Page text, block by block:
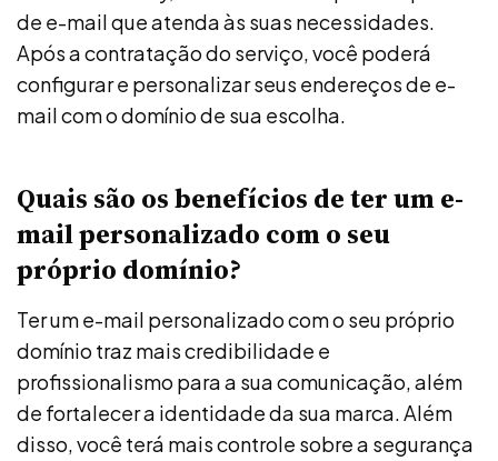
de e-mail que atenda às suas necessidades.
Após a contratação do serviço, você poderá
configurar e personalizar seus endereços de e-
mail com o domínio de sua escolha.
Quais são os benefícios de ter um e-
mail personalizado com o seu
próprio domínio?
Ter um e-mail personalizado com o seu próprio
domínio traz mais credibilidade e
profissionalismo para a sua comunicação, além
de fortalecer a identidade da sua marca. Além
disso, você terá mais controle sobre a segurança